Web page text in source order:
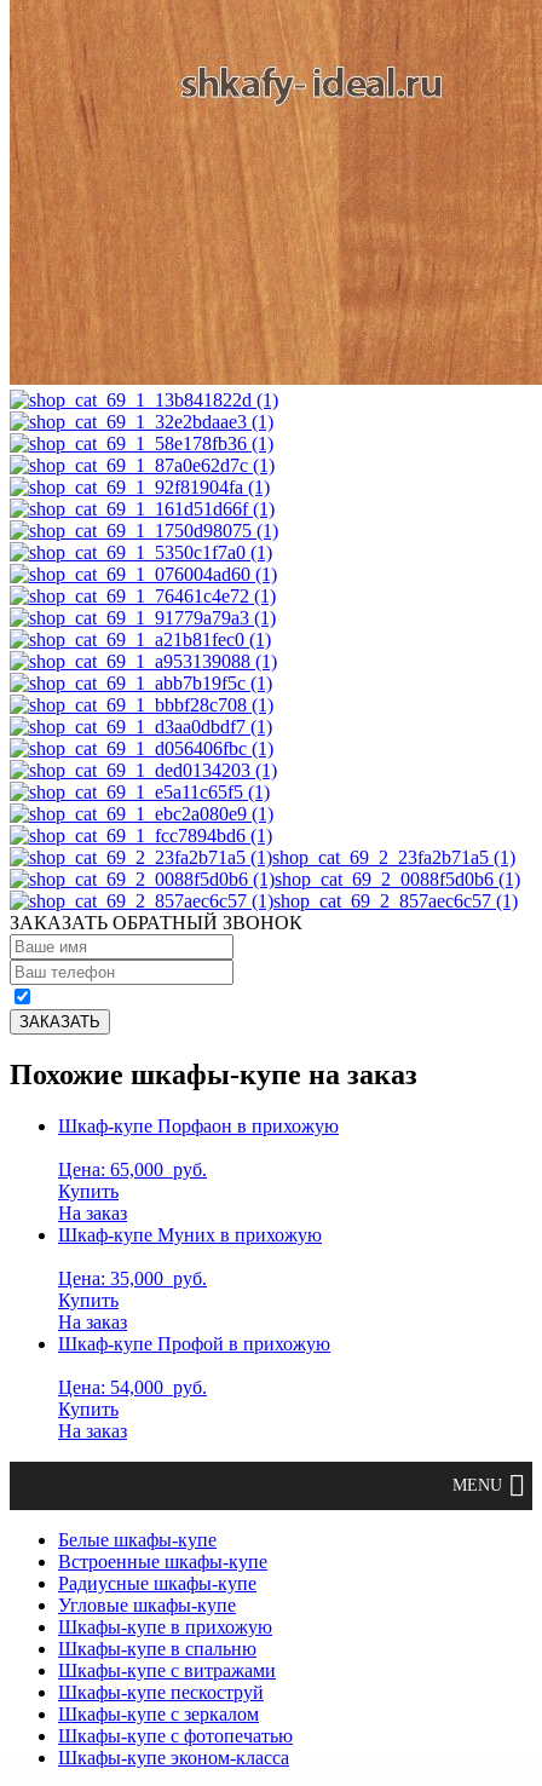
shop_cat_69_2_23fa2b71a5 (1)
shop_cat_69_2_0088f5d0b6 (1)
shop_cat_69_2_857aec6c57 (1)
ЗАКАЗАТЬ ОБРАТНЫЙ ЗВОНОК
Похожие шкафы-купе на заказ
Шкаф-купе Порфаон в прихожую
Цена: 65,000 руб.
Купить
На заказ
Шкаф-купе Муних в прихожую
Цена: 35,000 руб.
Купить
На заказ
Шкаф-купе Профой в прихожую
Цена: 54,000 руб.
Купить
На заказ
Белые шкафы-купе
Встроенные шкафы-купе
Радиусные шкафы-купе
Угловые шкафы-купе
Шкафы-купе в прихожую
Шкафы-купе в спальню
Шкафы-купе с витражами
Шкафы-купе пескоструй
Шкафы-купе с зеркалом
Шкафы-купе с фотопечатью
Шкафы-купе эконом-класса